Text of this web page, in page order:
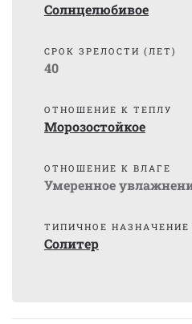
Солнцелюбивое
СРОК ЗРЕЛОСТИ (ЛЕТ)
40
ОТНОШЕНИЕ К ТЕПЛУ
Морозостойкое
ОТНОШЕНИЕ К ВЛАГЕ
Умеренное
ТИПИЧНОЕ НАЗНАЧЕНИЕ
Солитер